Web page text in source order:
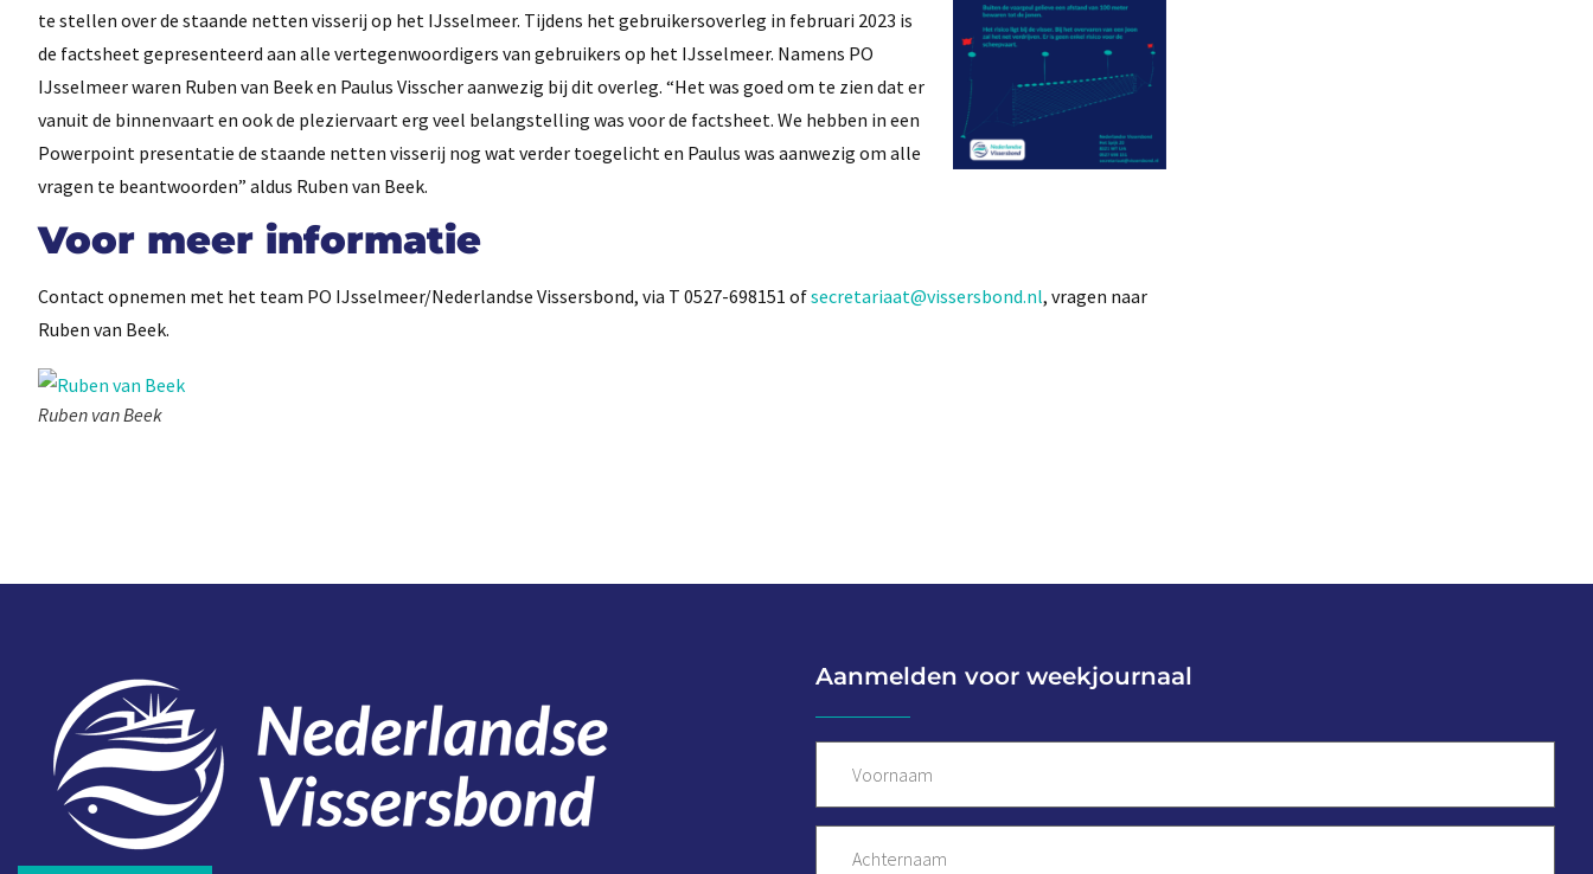
te stellen over de staande netten visserij op het IJsselmeer. Tijdens het gebruikersoverleg in februari 2023 is
de factsheet gepresenteerd aan alle vertegenwoordigers van gebruikers op het IJsselmeer. Namens PO
IJsselmeer waren Ruben van Beek en Paulus Visscher aanwezig bij dit overleg. “Het was goed om te zien dat er
vanuit de binnenvaart en ook de pleziervaart erg veel belangstelling was voor de factsheet. We hebben in een
Powerpoint presentatie de staande netten visserij nog wat verder toegelicht en Paulus was aanwezig om alle
vragen te beantwoorden” aldus Ruben van Beek.
Voor meer informatie
Contact opnemen met het team PO IJsselmeer/Nederlandse Vissersbond, via T 0527-698151 ofsecretariaat@vissersbond.nl, vragen naar
Ruben van Beek.
Ruben van Beek
Aanmelden voor weekjournaal